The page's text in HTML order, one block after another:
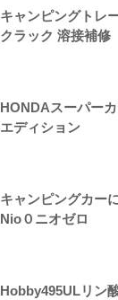
キャンピングトレ
クラック 溶接補修
HONDAスーパー
エディション
キャンピングカー
Nio０ニオゼロ
Hobby495ULリン